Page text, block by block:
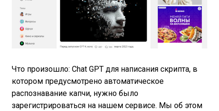
Что произошло: Chat GPT для написания скрипта, в
котором предусмотрено автоматическое
распознавание капчи, нужно было
зарегистрироваться на нашем сервисе. Мы об этом